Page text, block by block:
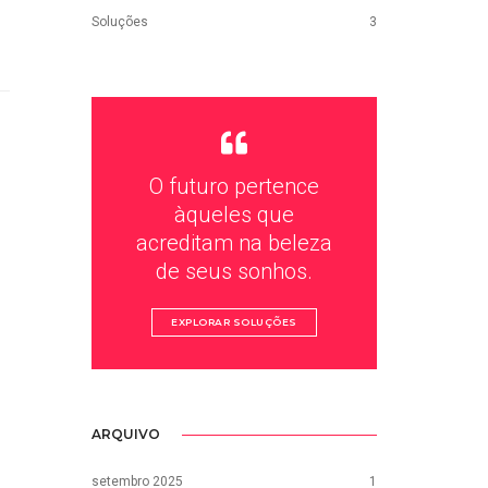
Soluções 3
O futuro pertence
àqueles que
acreditam na beleza
de seus sonhos.
EXPLORAR SOLUÇÕES
ARQUIVO
setembro 2025 1